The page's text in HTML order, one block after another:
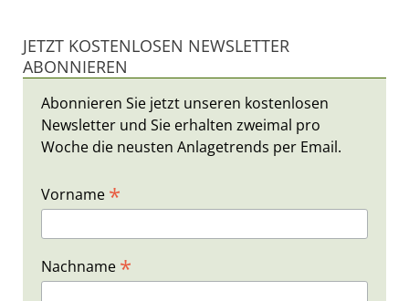
JETZT KOSTENLOSEN NEWSLETTER
ABONNIEREN
Abonnieren Sie jetzt unseren kostenlosen
Newsletter und Sie erhalten zweimal pro
Woche die neusten Anlagetrends per Email.
Vorname *
Nachname *